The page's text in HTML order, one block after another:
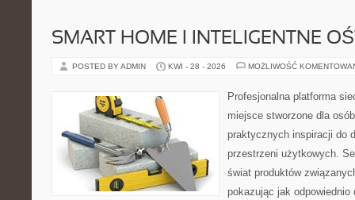
SMART HOME I INTELIGENTNE
POSTED BY ADMIN KWI - 28 - 2026 MOŻLIWOŚĆ
Profesjonalna platforma
miejsce stworzone dla
praktycznych inspiracji do
przestrzeni użytkowych.
świat produktów
pokazując jak odpowiednio